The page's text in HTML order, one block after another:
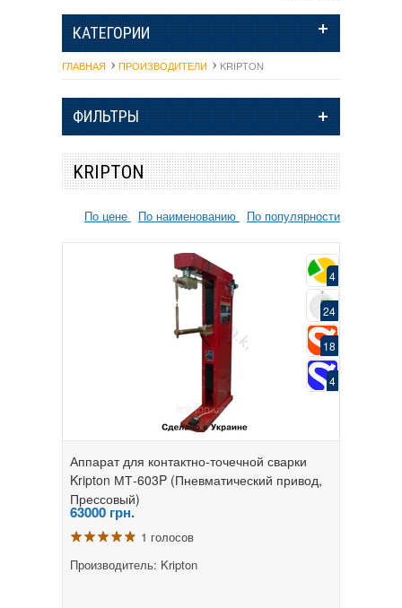
КАТЕГОРИИ
ГЛАВНАЯ ПРОИЗВОДИТЕЛИ KRIPTON
ФИЛЬТРЫ
KRIPTON
По цене По наименованию По популярности
4
24
18
4
Аппарат для контактно-точечной сварки
Kripton МТ-603P (Пневматический привод,
Прессовый)
63000 грн.
1 голосов
Производитель: Kripton